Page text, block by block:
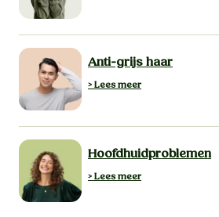
Anti-grijs haar
> Lees meer
Hoofdhuidproblemen
> Lees meer